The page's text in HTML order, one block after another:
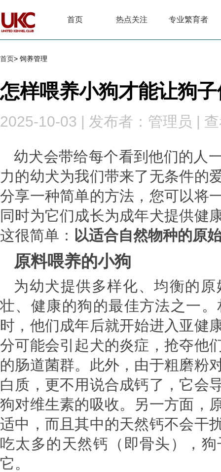
首页 热点关注 专业繁育者
首页> 饲养管理
怎样喂养小狗才能让狗
2025-10-03 | 发布者：管理员 |
幼犬会带给每个看到他们的人
力的幼犬为我们带来了无条件的
分享一种简单的方法，您可以将
同时为它们成长为成年犬提供健
这很简单： 以适合自然物种的原
原料喂养的小狗
为幼犬提供多样化、均衡的
壮、健康的狗的最佳方法之一
时，他们成年后就开始进入亚健
分可能会引起犬的炎症，抢夺他
的肠道菌群。此外，由于粗磨粉
白质，更不用说合成钙了，它会
狗对维生素的吸收。另一方面，
适中，而且其中的天然钙不会干
吃太多的天然钙（即骨头），
它。